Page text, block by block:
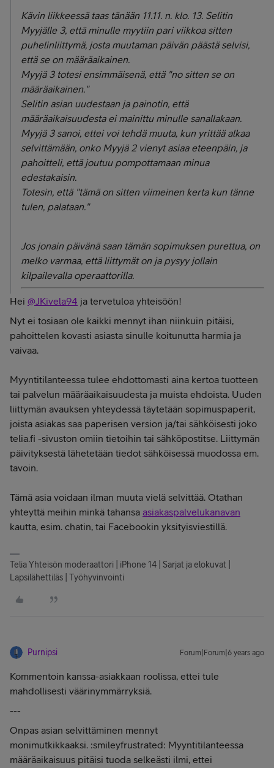
Kävin liikkeessä taas tänään 11.11. n. klo. 13. Selitin
Myyjälle 3, että minulle myytiin pari viikkoa sitten
puhelinliittymä, josta muutaman päivän päästä selvisi,
että se on määräaikainen.
Myyjä 3 totesi ensimmäisenä, että "no sitten se on
määräaikainen."
Selitin asian uudestaan ja painotin, että
määräaikaisuudesta ei mainittu minulle sanallakaan.
Myyjä 3 sanoi, ettei voi tehdä muuta, kun yrittää alkaa
selvittämään, onko Myyjä 2 vienyt asiaa eteenpäin, ja
pahoitteli, että joutuu pompottamaan minua
edestakaisin.
Totesin, että "tämä on sitten viimeinen kerta kun tänne
tulen, palataan."
Jos jonain päivänä saan tämän sopimuksen purettua, on
melko varmaa, että liittymät on ja pysyy jollain
kilpailevalla operaattorilla.
Hei @JKivela94 ja tervetuloa yhteisöön!
Nyt ei tosiaan ole kaikki mennyt ihan niinkuin pitäisi,
pahoittelen kovasti asiasta sinulle koitunutta harmia ja
vaivaa.
Myyntitilanteessa tulee ehdottomasti aina kertoa tuotteen
tai palvelun määräaikaisuudesta ja muista ehdoista. Uuden
liittymän avauksen yhteydessä täytetään sopimuspaperit,
joista asiakas saa paperisen version ja/tai sähköisesti joko
telia.fi -sivuston omiin tietoihin tai sähköpostitse. Liittymän
päivityksestä lähetetään tiedot sähköisessä muodossa em.
tavoin.
Tämä asia voidaan ilman muuta vielä selvittää. Otathan
yhteyttä meihin minkä tahansa asiakaspalvelukanavan
kautta, esim. chatin, tai Facebookin yksityisviestillä.
Telia Yhteisön moderaattori | iPhone 14 | Sarjat ja elokuvat |
Lapsilähettiläs | Työhyvinvointi
Purnipsi Forum|Forum|6 years ago
Kommentoin kanssa-asiakkaan roolissa, ettei tule
mahdollisesti väärinymmärryksiä.
---
Onpas asian selvittäminen mennyt
monimutkikkaaksi. :smileyfrustrated: Myyntitilanteessa
määräaikaisuus pitäisi tuoda selkeästi ilmi, ettei